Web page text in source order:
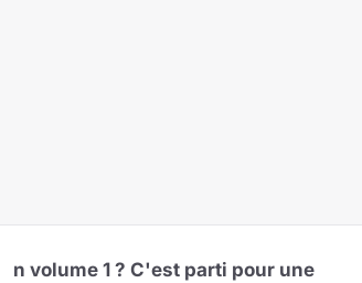
n volume 1 ? C'est parti pour une